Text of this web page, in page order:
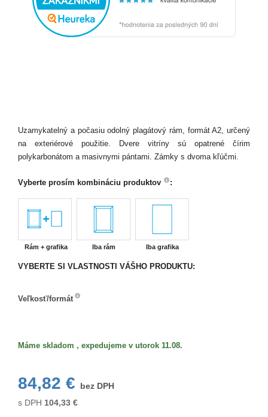
Uzamykatelný a počasiu odolný plagátový rám, formát A2, určený
na exteriérové použitie. Dvere vitríny sú opatrené čírim
polykarbonátom a masivnymi pántami. Zámky s dvoma kľúčmi.
Vyberte prosím kombináciu produktov :
Rám + grafika Iba rám Iba grafika
VYBERTE SI VLASTNOSTI VÁŠHO PRODUKTU:
Veľkosť/formát
Máme skladom , expedujeme v utorok 11.08.
84,82 €
bez DPH
s DPH 104,33 €